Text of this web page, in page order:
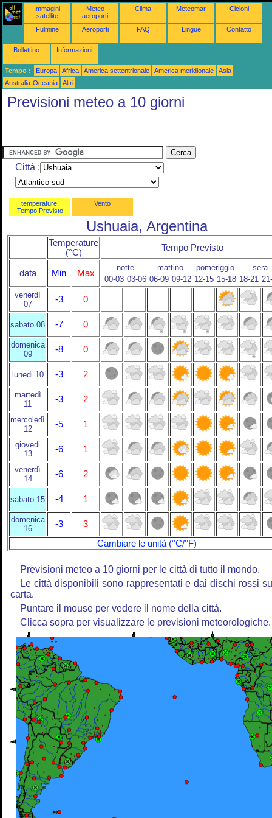
Immagini
satellite
Meteo
aeroporti
Clima Meteomar Cicloni
Fulmine Aeroporti FAQ Lingue Contatto
Bollettino Informazioni
Tempo : Europa Africa America settentrionale America meridionale
Asia
Australia-Oceania
Altri
Previsioni meteo a 10 giorni
Città :
temperature,
Tempo Previsto
Vento
Ushuaia, Argentina
Temperature
(°C)
Tempo Previsto
data Min Max
notte mattino pomeriggio
sera
00-03 03-06 06-09 09-12 12-15 15-18 18-21
venerdì
07
-3 0
sabato 08 -7 0
domenica
09
-8 0
lunedi 10 -3 2
martedì
11
-3 2
mercoledì
12
-5 1
giovedi
13
-6 1
venerdì
14
-6 2
sabato 15 -4 1
domenica
16
-3
3
Cambiare le unità (°C/°F)
Previsioni meteo a 10 giorni per le città di tutto il mondo.
Le città disponibili sono rappresentati e dai dischi rossi
carta.
Puntare il mouse per vedere il nome della città.
Clicca sopra per visualizzare le previsioni meteorologiche.